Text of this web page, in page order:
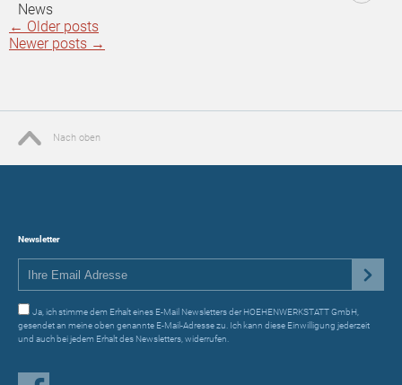
News
← Older posts
Newer posts →
Nach oben
Newsletter
Ja, ich stimme dem Erhalt eines E-Mail Newsletters der HOEHENWERKSTATT GmbH,
gesendet an meine oben genannte E-Mail-Adresse zu. Ich kann diese Einwilligung jederzeit
und auch bei jedem Erhalt des Newsletters, widerrufen.